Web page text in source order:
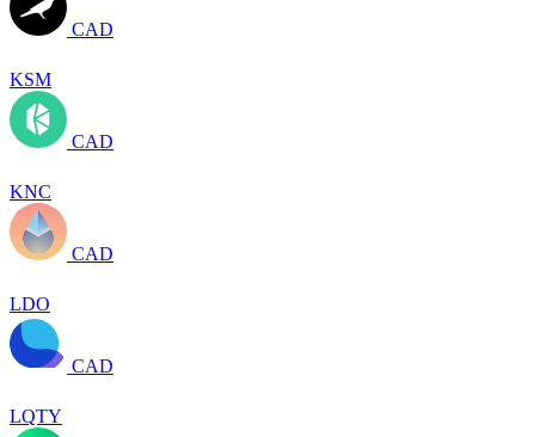
CAD
KSM
CAD
KNC
CAD
LDO
CAD
LQTY